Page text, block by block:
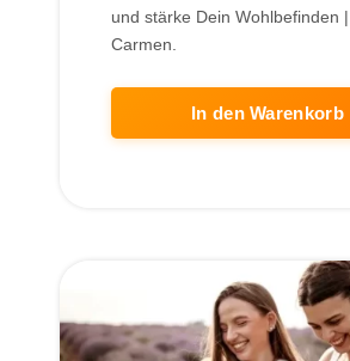
und stärke Dein Wohlbefinden
Carmen.
In den Warenkorb